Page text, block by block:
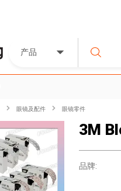
产品
眼镜及配件 眼镜零件
3M
品牌: